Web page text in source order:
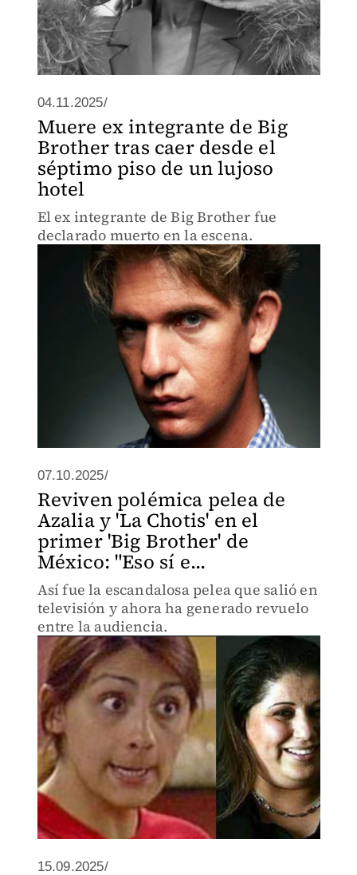
04.11.2025/
Muere ex integrante de Big
Brother tras caer desde el
séptimo piso de un lujoso
hotel
El ex integrante de Big Brother fue
declarado muerto en la escena.
07.10.2025/
Reviven polémica pelea de
Azalia y 'La Chotis' en el
primer 'Big Brother' de
México: "Eso sí e...
Así fue la escandalosa pelea que salió en
televisión y ahora ha generado revuelo
entre la audiencia.
15.09.2025/